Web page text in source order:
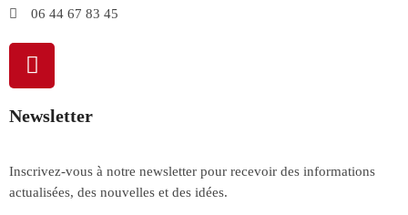
06 44 67 83 45
Newsletter
Inscrivez-vous à notre newsletter pour recevoir des informations
actualisées, des nouvelles et des idées.